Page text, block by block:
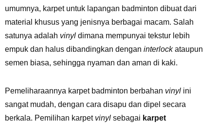
umumnya, karpet untuk lapangan badminton dibuat dari
material khusus yang jenisnya berbagai macam. Salah
satunya adalah vinyl dimana mempunyai tekstur lebih
empuk dan halus dibandingkan dengan interlockataupun
semen biasa, sehingga nyaman dan aman di kaki.
Pemeliharaannya karpet badminton berbahan vinyl ini
sangat mudah, dengan cara disapu dan dipel secara
berkala. Pemilihan karpet vinyl sebagai karpet